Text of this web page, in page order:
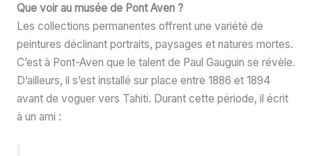
Que voir au musée de Pont Aven ?
Les collections permanentes offrent une variété de
peintures déclinant portraits, paysages et natures mortes.
C’est à Pont-Aven que le talent de Paul Gauguin se révèle.
D’ailleurs, il s’est installé sur place entre 1886 et 1894
avant de voguer vers Tahiti. Durant cette période, il écrit
à un ami :